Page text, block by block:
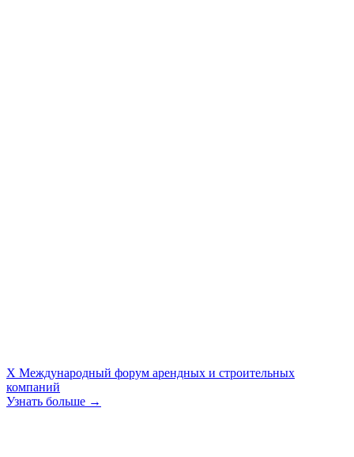
X Международный форум арендных и строительных
компаний
Узнать больше →